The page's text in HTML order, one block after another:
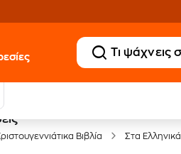
Βιβλία Στα Ελληνικά